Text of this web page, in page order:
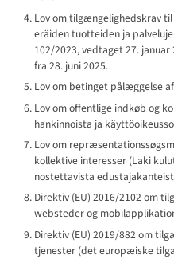
Lov om tilgængelighedskrav
eräiden tuotteiden ja
102/2023, vedtaget 27.
fra 28. juni 2025.
Lov om betinget pålæggelse
Lov om offentlige indkøb og
hankinnoista ja
Lov om
kollektive interesser (Laki
nostettavista
Direktiv (EU) 2016/2102 om
websteder og
Direktiv (EU) 2019/882 om
tjenester (det europæiske